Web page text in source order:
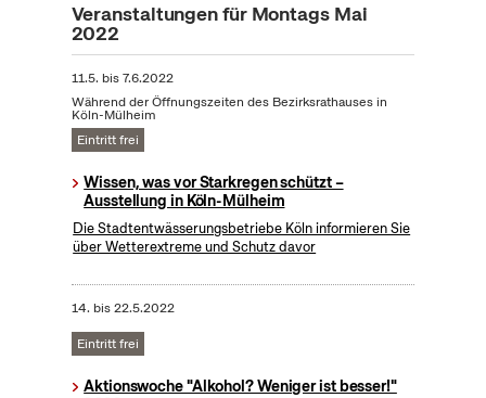
Veranstaltungen für Montags Mai
2022
11.5. bis7.6.2022
Während der Öffnungszeiten des Bezirksrathauses in
Köln-Mülheim
Eintritt frei
Wissen, was vor Starkregen schützt –
Ausstellung in Köln-Mülheim
Die Stadtentwässerungsbetriebe Köln informieren Sie
über Wetterextreme und Schutz davor
14. bis22.5.2022
Eintritt frei
Aktionswoche "Alkohol? Weniger ist besser!"